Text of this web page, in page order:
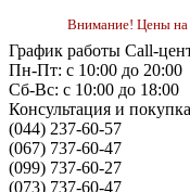
Внимание! Цены на
График работы Call-
Пн-Пт: с 10:00 до 20:00
Сб-Вс: с 10:00 до 18:00
Консультация и
(044) 237-60-57
(067) 737-60-47
(099) 737-60-27
(073) 737-60-47